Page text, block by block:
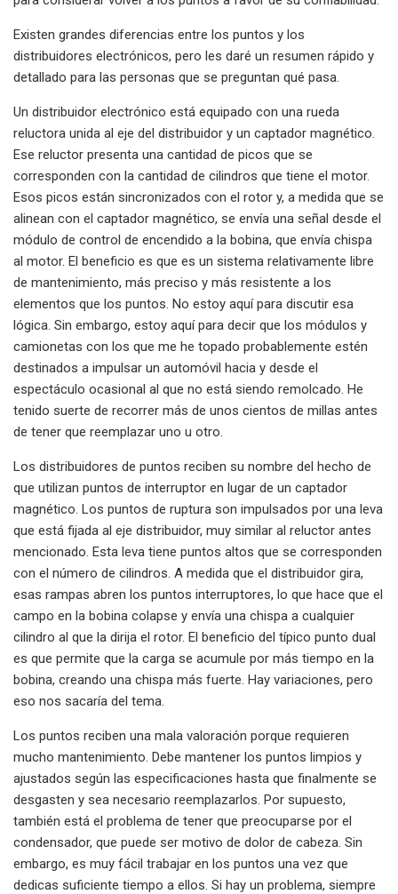
Existen grandes diferencias entre los puntos y los
distribuidores electrónicos, pero les daré un resumen rápido y
detallado para las personas que se preguntan qué pasa.
Un distribuidor electrónico está equipado con una rueda
reluctora unida al eje del distribuidor y un captador magnético.
Ese reluctor presenta una cantidad de picos que se
corresponden con la cantidad de cilindros que tiene el motor.
Esos picos están sincronizados con el rotor y, a medida que se
alinean con el captador magnético, se envía una señal desde el
módulo de control de encendido a la bobina, que envía chispa
al motor. El beneficio es que es un sistema relativamente libre
de mantenimiento, más preciso y más resistente a los
elementos que los puntos. No estoy aquí para discutir esa
lógica. Sin embargo, estoy aquí para decir que los módulos y
camionetas con los que me he topado probablemente estén
destinados a impulsar un automóvil hacia y desde el
espectáculo ocasional al que no está siendo remolcado. He
tenido suerte de recorrer más de unos cientos de millas antes
de tener que reemplazar uno u otro.
Los distribuidores de puntos reciben su nombre del hecho de
que utilizan puntos de interruptor en lugar de un captador
magnético. Los puntos de ruptura son impulsados ​​por una leva
que está fijada al eje distribuidor, muy similar al reluctor antes
mencionado. Esta leva tiene puntos altos que se corresponden
con el número de cilindros. A medida que el distribuidor gira,
esas rampas abren los puntos interruptores, lo que hace que el
campo en la bobina colapse y envía una chispa a cualquier
cilindro al que la dirija el rotor. El beneficio del típico punto dual
es que permite que la carga se acumule por más tiempo en la
bobina, creando una chispa más fuerte. Hay variaciones, pero
eso nos sacaría del tema.
Los puntos reciben una mala valoración porque requieren
mucho mantenimiento. Debe mantener los puntos limpios y
ajustados según las especificaciones hasta que finalmente se
desgasten y sea necesario reemplazarlos. Por supuesto,
también está el problema de tener que preocuparse por el
condensador, que puede ser motivo de dolor de cabeza. Sin
embargo, es muy fácil trabajar en los puntos una vez que
dedicas suficiente tiempo a ellos. Si hay un problema, siempre